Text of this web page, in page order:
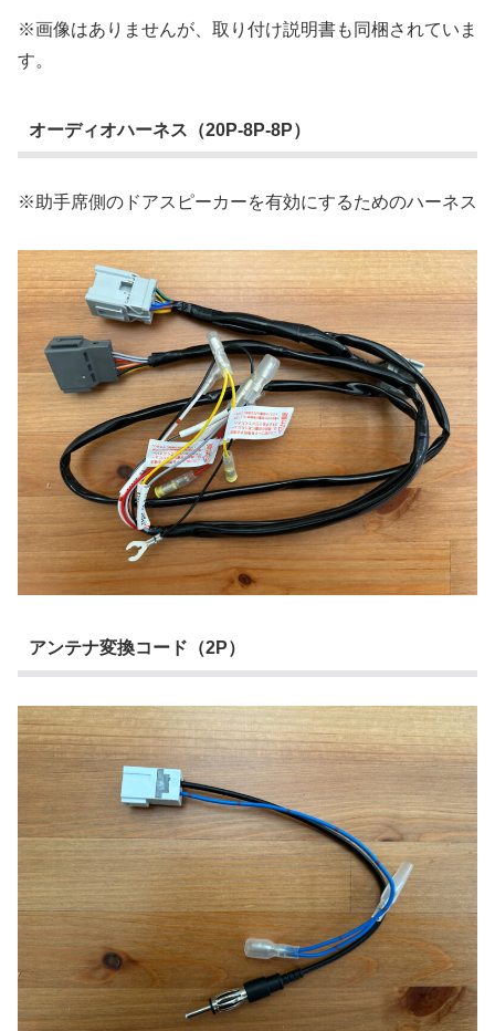
※画像はありませんが、取り付け説明書も同梱されていま
す。
オーディオハーネス（20P-8P-8P）
※助手席側のドアスピーカーを有効にするためのハーネス
アンテナ変換コード（2P）